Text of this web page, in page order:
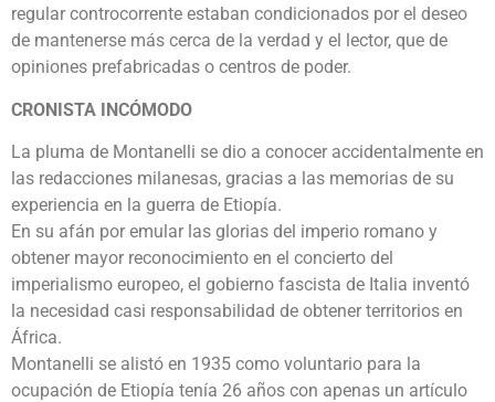
regular controcorrente estaban condicionados por el deseo
de mantenerse más cerca de la verdad y el lector, que de
opiniones prefabricadas o centros de poder.
CRONISTA INCÓMODO
La pluma de Montanelli se dio a conocer accidentalmente en
las redacciones milanesas, gracias a las memorias de su
experiencia en la guerra de Etiopía.
En su afán por emular las glorias del imperio romano y
obtener mayor reconocimiento en el concierto del
imperialismo europeo, el gobierno fascista de Italia inventó
la necesidad casi responsabilidad de obtener territorios en
África.
Montanelli se alistó en 1935 como voluntario para la
ocupación de Etiopía tenía 26 años con apenas un artículo